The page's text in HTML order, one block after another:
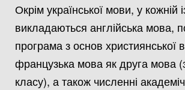
Окрім української мови, у кожній
викладаються англійська мова,
програма з основ християнської
французька мова як друга мова
класу), а також численні